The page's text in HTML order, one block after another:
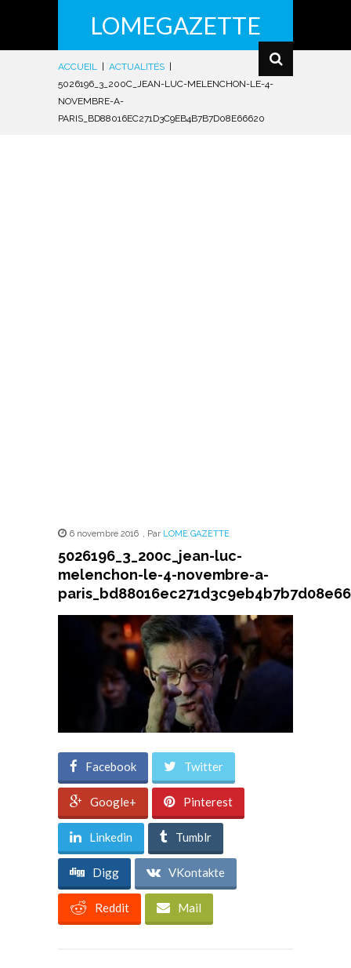
LOMEGAZETTE
ACCUEIL ACTUALITÉS
5026196_3_200C_JEAN-LUC-MELENCHON-LE-4-
NOVEMBRE-A-
PARIS_BD88016EC271D3C9EB4B7B7D08E66620
6 novembre 2016 , Par LOME GAZETTE
5026196_3_200c_jean-luc-
melenchon-le-4-novembre-a-
Facebook Twitter
Google+ Pinterest
Linkedin Tumblr
Digg VKontakte
Reddit Mail